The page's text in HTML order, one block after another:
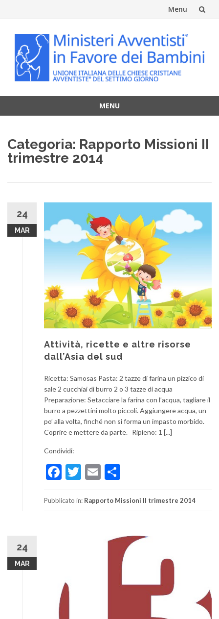
Menu
contenuto
MENU
contenuto
Categoria: Rapporto Missioni II
trimestre 2014
24
MAR
Attività, ricette e altre risorse
dall’Asia del sud
Ricetta: Samosas Pasta: 2 tazze di farina un pizzico di
sale 2 cucchiai di burro 2 o 3 tazze di acqua
Preparazione: Setacciare la farina con l’acqua, tagliare il
burro a pezzettini molto piccoli. Aggiungere acqua, un
po’ alla volta, finché non si forma un impasto morbido.
Coprire e mettere da parte. Ripieno: 1 [...]
Condividi:
Facebook
Twitter
Email
Pubblicato in: Rapporto Missioni II trimestre 2014
24
MAR